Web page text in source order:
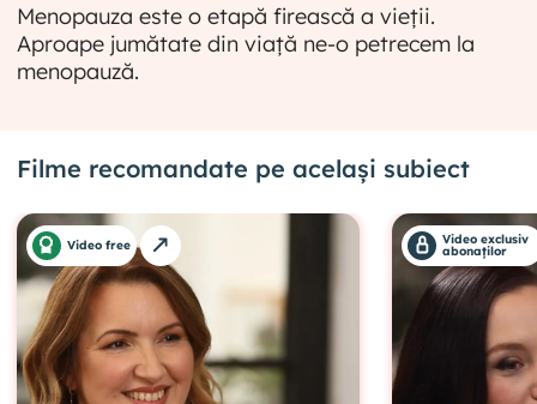
Menopauza este o etapă firească a vieții.
Aproape jumătate din viață ne-o petrecem la
menopauză.
Filme recomandate pe același subiect
Video free Video exclusiv
abonaților